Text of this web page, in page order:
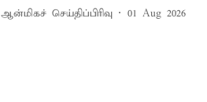
ஆன்மிகச் செய்திப்பிரிவு 01 Aug 2026